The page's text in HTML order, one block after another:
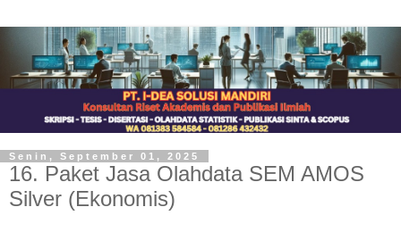
Senin, September 01, 2025
16. Paket Jasa Olahdata SEM AMOS
Silver (Ekonomis)